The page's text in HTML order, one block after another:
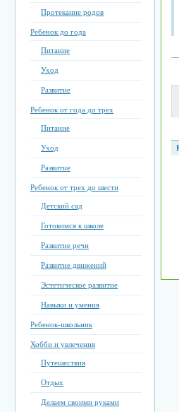
Протекание родов
Ребенок до года
Питание
Уход
Развитие
Ребенок от года до трех
Питание
Уход
Развитие
Ребенок от трех до шести
Детский сад
Готовимся к школе
Развитие речи
Развитие движений
Эстетическое развитие
Навыки и умения
Ребенок-школьник
Хобби и увлечения
Путешествия
Отдых
Делаем своими руками